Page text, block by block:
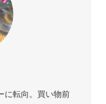
に転向。買い物前